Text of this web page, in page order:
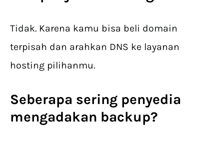
Tidak. Karena kamu bisa beli domain
terpisah dan arahkan DNS ke layanan
hosting pilihanmu.
Seberapa sering penyedia
mengadakan backup?